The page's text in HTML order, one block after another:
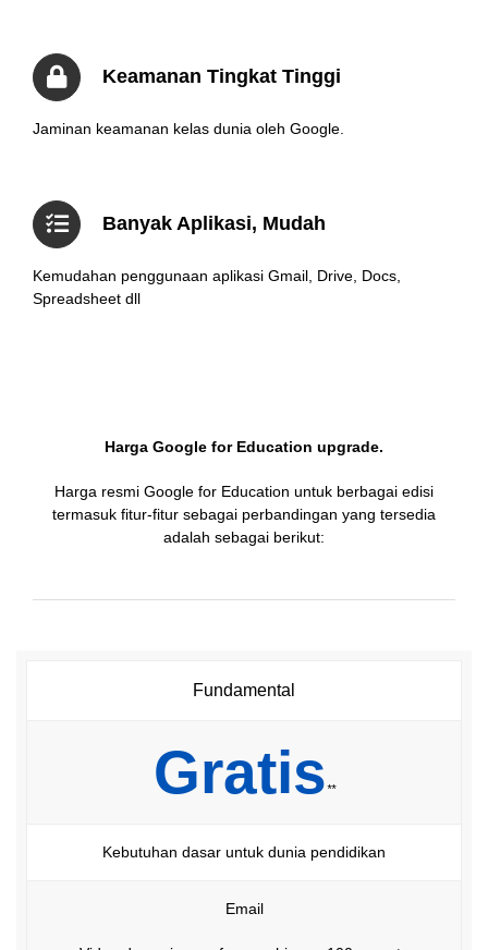
Keamanan Tingkat Tinggi
Jaminan keamanan kelas dunia oleh Google.
Banyak Aplikasi, Mudah
Kemudahan penggunaan aplikasi Gmail, Drive, Docs,
Spreadsheet dll
Harga Google for Education upgrade.
Harga resmi Google for Education untuk berbagai edisi
termasuk fitur-fitur sebagai perbandingan yang tersedia
adalah sebagai berikut:
Fundamental
Gratis**
Kebutuhan dasar untuk dunia pendidikan
Email